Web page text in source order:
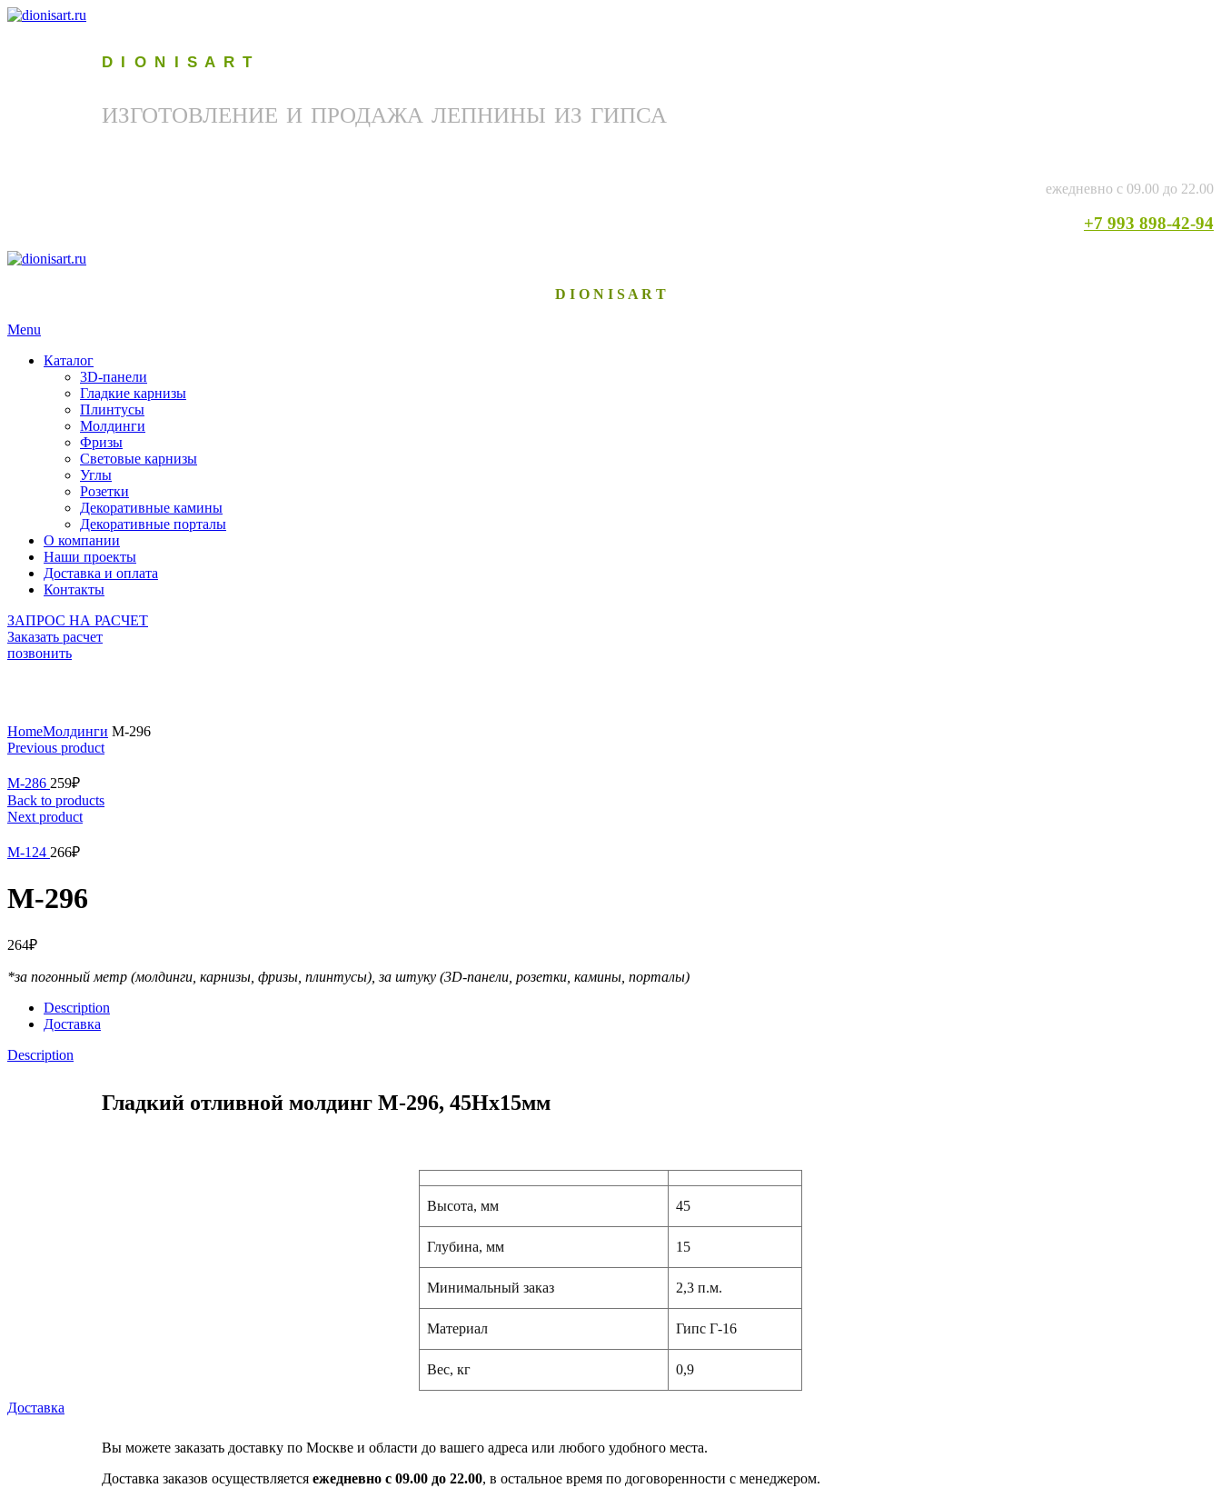
D I O N I S A R T
ИЗГОТОВЛЕНИЕ И ПРОДАЖА ЛЕПНИНЫ ИЗ ГИПСА
ежедневно с 09.00 до 22.00
+7 993 898-42-94
D I O N I S A R T
Menu
Каталог
3D-панели
Гладкие карнизы
Плинтусы
Молдинги
Фризы
Световые карнизы
Углы
Розетки
Декоративные камины
Декоративные порталы
О компании
Наши проекты
Доставка и оплата
Контакты
ЗАПРОС НА РАСЧЕТ
Заказать расчет
позвонить
HomeМолдинги М-296
Previous product
М-286 259₽
Back to products
Next product
М-124 266₽
М-296
264₽
*за погонный метр (молдинги, карнизы, фризы, плинтусы), за штуку (3D-панели, розетки, камины, порталы)
Description
Доставка
Description
Гладкий отливной молдинг М-296, 45Hx15мм
Высота, мм 45
Глубина, мм 15
Минимальный заказ 2,3 п.м.
Материал Гипс Г-16
Вес, кг 0,9
Доставка
Вы можете заказать доставку по Москве и области до вашего адреса или любого удобного места.
Доставка заказов осуществляется ежедневно с 09.00 до 22.00, в остальное время по договоренности с менеджером.